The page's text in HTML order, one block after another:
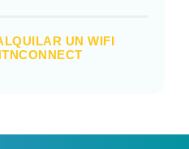
UN WIFI